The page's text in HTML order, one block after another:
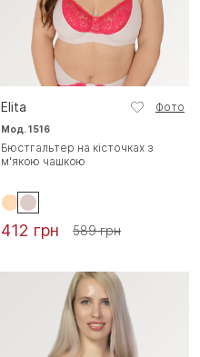
Elita Фото
Мод. 1516
Бюстгальтер на кісточках з
м'якою чашкою
412 грн 589 грн